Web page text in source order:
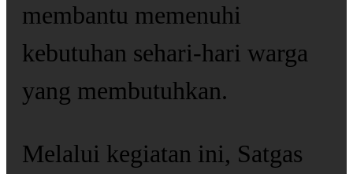
membantu memenuhi
kebutuhan sehari-hari warga
yang membutuhkan.
Melalui kegiatan ini, Satgas